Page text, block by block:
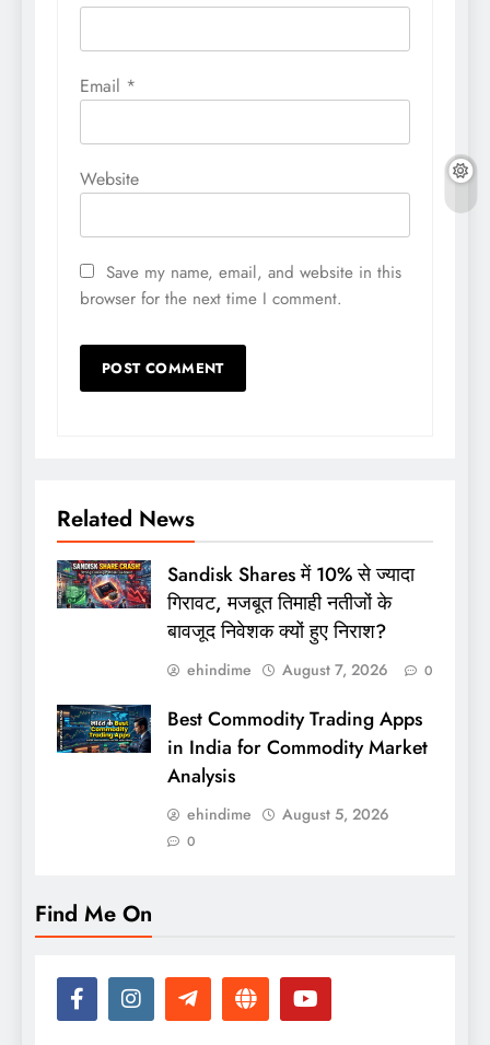
Email *
Website
Save my name, email, and website in this
browser for the next time I comment.
Related News
Sandisk Shares में 10% से ज्यादा
गिरावट, मजबूत तिमाही नतीजों के
बावजूद निवेशक क्यों हुए निराश?
ehindime August 7, 2026 0
Best Commodity Trading Apps
in India for Commodity Market
Analysis
ehindime August 5, 2026
0
Find Me On